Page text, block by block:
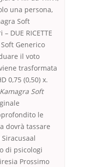
una persona,
Soft
DUE RICETTE
Generico
il voto
trasformata
0,75 (0,50) x.
Kamagra Soft
le
dovrà tassare
di psicologi
Prossimo